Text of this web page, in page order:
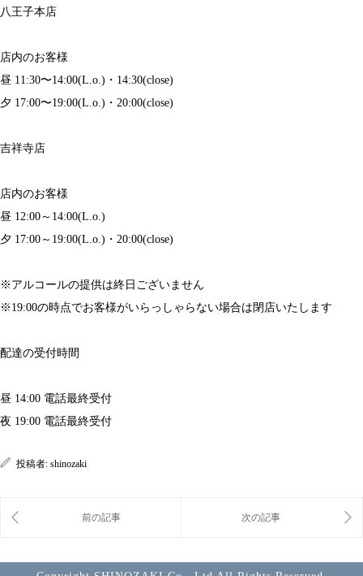
八王子本店
店内のお客様
昼 11:30〜14:00(L.o.)・14:30(close)
夕 17:00〜19:00(L.o.)・20:00(close)
吉祥寺店
店内のお客様
昼 12:00～14:00(L.o.)
夕 17:00～19:00(L.o.)・20:00(close)
※アルコールの提供は終日ございません
※19:00の時点でお客様がいらっしゃらない場合は閉店いたします
配達の受付時間
昼 14:00 電話最終受付
夜 19:00 電話最終受付
投稿者: shinozaki